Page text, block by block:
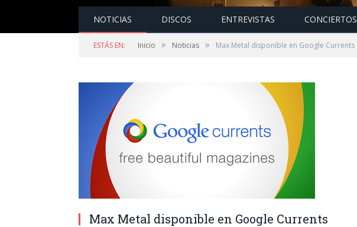
NOTICIAS DISCOS ENTREVISTAS CONCIERTOS
ESTÁS EN: Inicio » Noticias » Max Metal disponible en Google Currents
Max Metal disponible en Google Currents